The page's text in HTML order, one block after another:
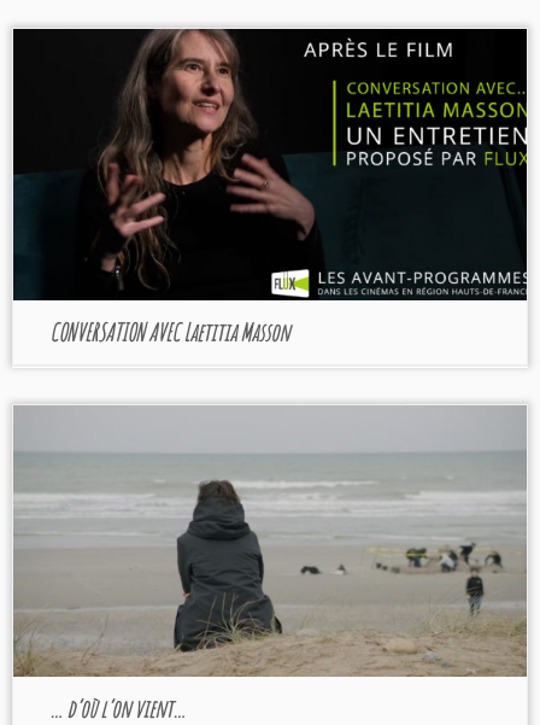
Un hiver en été(2022).
CONVERSATION AVEC Laetitia Masson
… d’où l’on vient…